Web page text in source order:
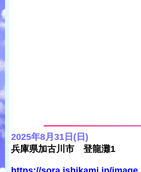
2025年8月31日(日)
兵庫県加古川市 登龍灘1